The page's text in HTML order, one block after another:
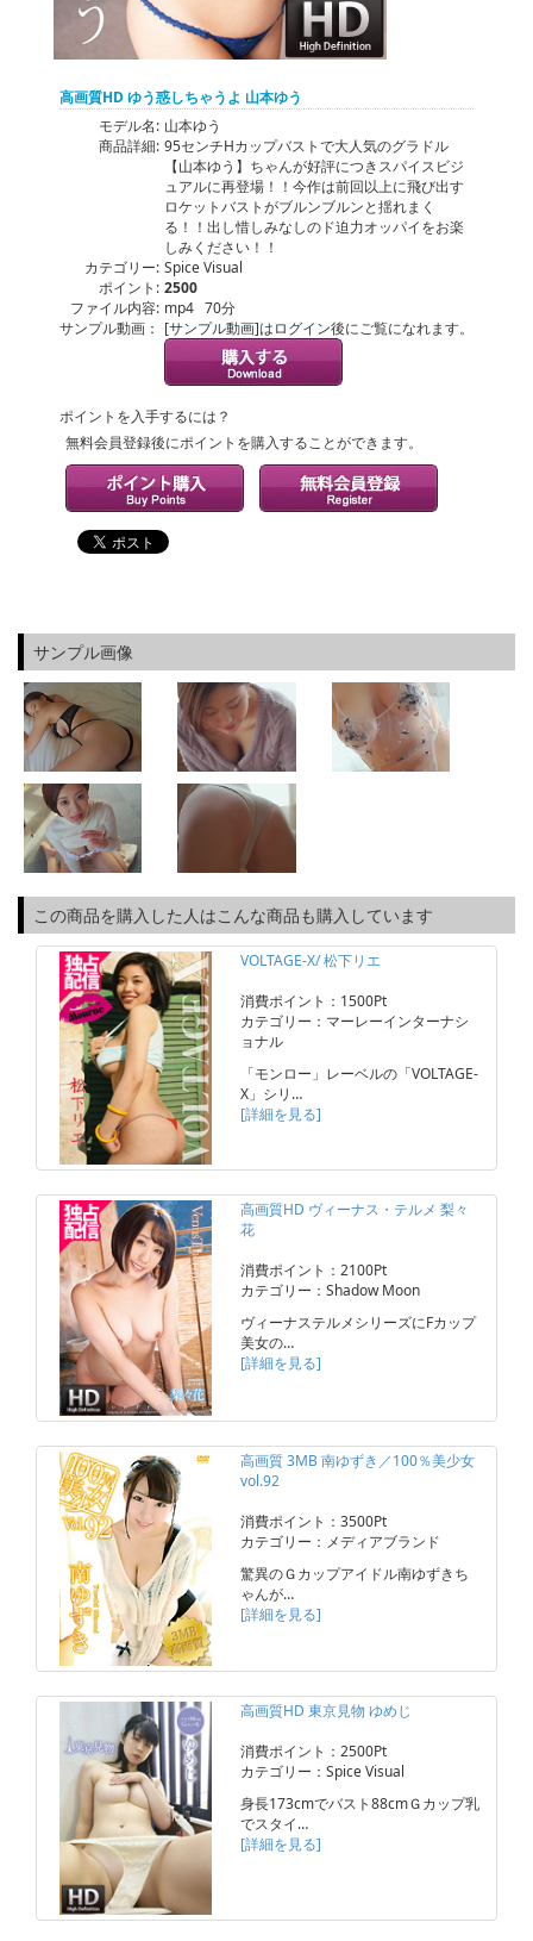
高画質HD ゆう惑しちゃうよ 山本ゆう
モデル名: 山本ゆう
商品詳細: 95センチHカップバストで大人気のグラドル
【山本ゆう】ちゃんが好評につきスパイスビジ
ュアルに再登場！！今作は前回以上に飛び出す
ロケットバストがブルンブルンと揺れまく
る！！出し惜しみなしのド迫力オッパイをお楽
しみください！！
カテゴリー: Spice Visual
ポイント: 2500
ファイル内容: mp4 70分
サンプル動画： [サンプル動画]はログイン後にご覧になれます。
ポイントを入手するには？
無料会員登録後にポイントを購入することができます。
サンプル画像
この商品を購入した人はこんな商品も購入しています
VOLTAGE-X/ 松下リエ
消費ポイント：1500Pt
カテゴリー：マーレーインターナシ
ョナル
「モンロー」レーベルの「VOLTAGE-
X」シリ…
[詳細を見る]
高画質HD ヴィーナス・テルメ 梨々
花
消費ポイント：2100Pt
カテゴリー：Shadow Moon
ヴィーナステルメシリーズにFカップ
美女の…
[詳細を見る]
高画質 3MB 南ゆずき／100％美少女
vol.92
消費ポイント：3500Pt
カテゴリー：メディアブランド
驚異のＧカップアイドル南ゆずきち
ゃんが…
[詳細を見る]
高画質HD 東京見物 ゆめじ
消費ポイント：2500Pt
カテゴリー：Spice Visual
身長173cmでバスト88cmＧカップ乳
でスタイ…
[詳細を見る]